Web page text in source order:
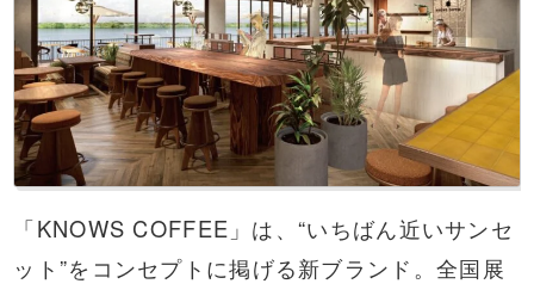
「KNOWS COFFEE」は、“いちばん近いサンセ
ット”をコンセプトに掲げる新ブランド。全国展